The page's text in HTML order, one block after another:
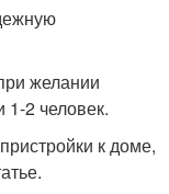
желании
2 человек.
к доме,